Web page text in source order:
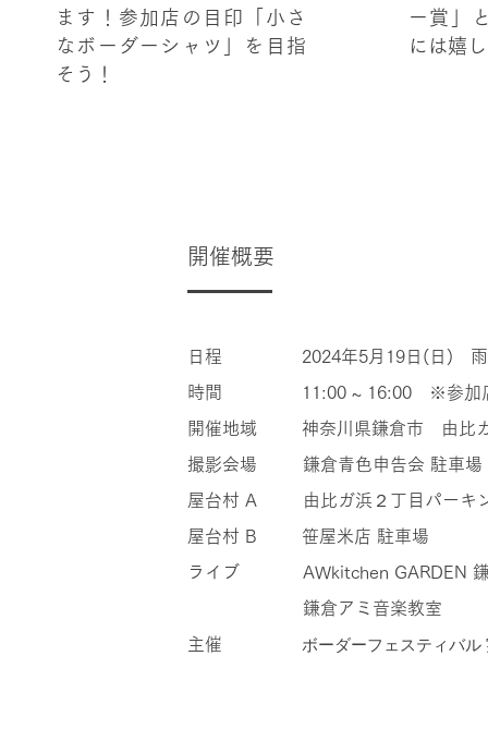
ます！参加店の目印「小さ
なボーダーシャツ」を目指
そう！​
ー賞」
には嬉
開催概要
日程 2024年5月19日(日)
時間 11:00 ~ 16:00 ※参加店
開催地域 神奈川県鎌倉市 由比
撮影会場 鎌倉青色申告会 駐車場
屋台村 A 由比ガ浜２丁目パーキ
屋台村 B 笹屋米店 駐車場
ライブ AWkitchen GARDEN 鎌
鎌倉アミ音楽教室
主催 ボーダーフェスティバル